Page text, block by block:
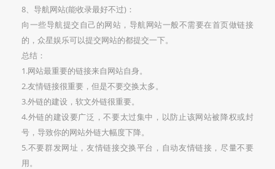
8、导航网站(能收录最好不过)：
向一些导航提交自己的网站，导航网站一般不需要在首页做链接
的，众星娱乐可以提交网站的都提交一下。
总结：
1.网站最重要的链接来自网站自身。
2.友情链接很重要，但是不要交换太多。
3.外链的建设，软文外链很重要。
4.外链的建设要广泛，不要太过集中，以防止该网站被降权或封
号，导致你的网站外链大幅度下降。
5.不要群发网址，友情链接交换平台，自动友情链接，尽量不要
用。